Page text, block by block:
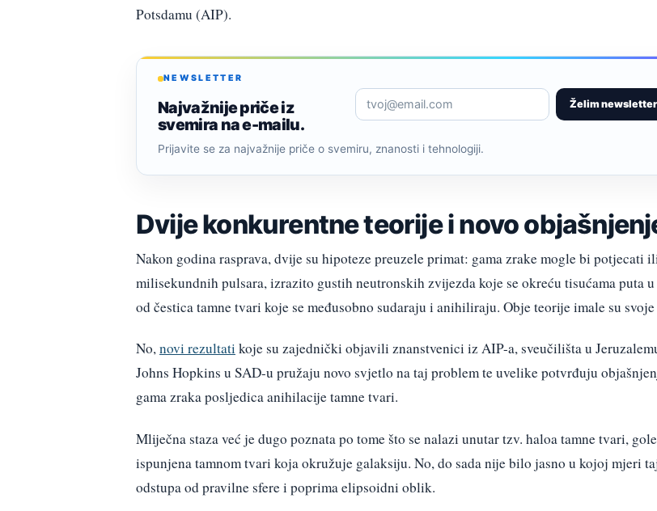
Potsdamu (AIP).
NEWSLETTER
Najvažnije priče iz
svemira na e-mailu.
Želim newsletter
Prijavite se za najvažnije priče o svemiru, znanosti i tehnologiji.
Dvije konkurentne teorije i novo
Nakon godina rasprava, dvije su hipoteze preuzele primat: gama zrake mogle bi potjecati
milisekundnih pulsara, izrazito gustih neutronskih zvijezda koje se okreću tisućama puta
od čestica tamne tvari koje se međusobno sudaraju i anihiliraju. Obje teorije imale su svoje
No,novi rezultati koje su zajednički objavili znanstvenici iz AIP-a, sveučilišta u
Johns Hopkins u SAD-u pružaju novo svjetlo na taj problem te uvelike potvrđuju
gama zraka posljedica anihilacije tamne tvari.
Mliječna staza već je dugo poznata po tome što se nalazi unutar tzv. haloa tamne tvari,
ispunjena tamnom tvari koja okružuje galaksiju. No, do sada nije bilo jasno u kojoj mjeri
odstupa od pravilne sfere i poprima elipsoidni oblik.